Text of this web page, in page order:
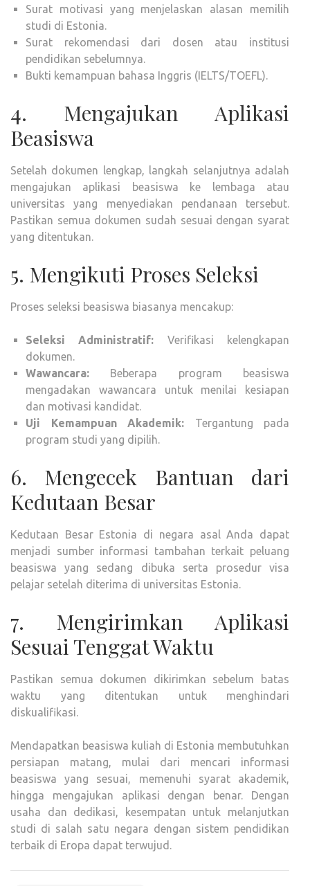
Surat motivasi yang menjelaskan alasan memilih
studi di Estonia.
Surat rekomendasi dari dosen atau institusi
pendidikan sebelumnya.
Bukti kemampuan bahasa Inggris (IELTS/TOEFL).
4. Mengajukan Aplikasi
Beasiswa
Setelah dokumen lengkap, langkah selanjutnya adalah
mengajukan aplikasi beasiswa ke lembaga atau
universitas yang menyediakan pendanaan tersebut.
Pastikan semua dokumen sudah sesuai dengan syarat
yang ditentukan.
5. Mengikuti Proses Seleksi
Proses seleksi beasiswa biasanya mencakup:
Seleksi Administratif: Verifikasi kelengkapan
dokumen.
Wawancara: Beberapa program beasiswa
mengadakan wawancara untuk menilai kesiapan
dan motivasi kandidat.
Uji Kemampuan Akademik: Tergantung pada
program studi yang dipilih.
6. Mengecek Bantuan dari
Kedutaan Besar
Kedutaan Besar Estonia di negara asal Anda dapat
menjadi sumber informasi tambahan terkait peluang
beasiswa yang sedang dibuka serta prosedur visa
pelajar setelah diterima di universitas Estonia.
7. Mengirimkan Aplikasi
Sesuai Tenggat Waktu
Pastikan semua dokumen dikirimkan sebelum batas
waktu yang ditentukan untuk menghindari
diskualifikasi.
Mendapatkan beasiswa kuliah di Estonia membutuhkan
persiapan matang, mulai dari mencari informasi
beasiswa yang sesuai, memenuhi syarat akademik,
hingga mengajukan aplikasi dengan benar. Dengan
usaha dan dedikasi, kesempatan untuk melanjutkan
studi di salah satu negara dengan sistem pendidikan
terbaik di Eropa dapat terwujud.